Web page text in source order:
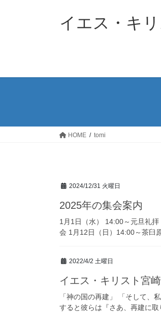
ス
ン
イエス・キ
HOME tomi
2024/12/31 火曜日
2025年の集会案内
1月1日（水） 14:00～元旦礼
会 1月12日（日）14:00～茶臼
2022/4/2 土曜日
イエス・キリスト宮
「神の国の再建」 「そして、
すると彼らは『さあ、再建に